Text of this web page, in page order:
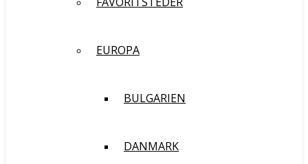
EUROPA
BULGARIEN
DANMARK